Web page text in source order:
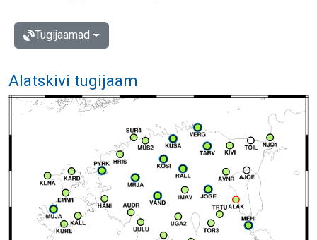
Tugijaamad
Alatskivi tugijaam